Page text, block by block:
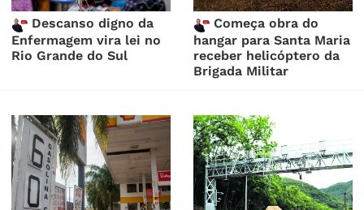
Descanso digno da
Enfermagem vira lei no
Rio Grande do Sul
Começa obra do
hangar para Santa Maria
receber helicóptero da
Brigada Militar